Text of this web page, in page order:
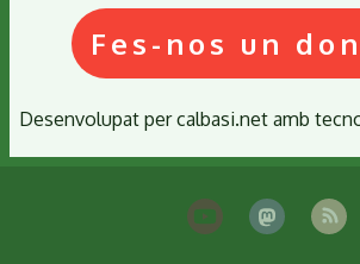
Fes-nos un
Desenvolupat percalbasi.net amb